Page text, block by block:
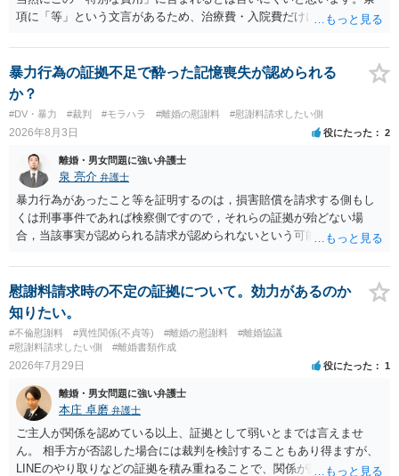
項に「等」という文言があるため、治療費・入院費だけに限定される
れていますので、通常は、病気や事故によって臨時に必要となった医
療費その他これに類する特別支出を念頭に置いた条項と読むのが自然
です。したがって、大学の入学金、授業料、受験費用などの教育費に
ついてまで、「この条項があるから当然に半額を請求できる」とまで
は言いにくいと思われます。なお、通常、大学進学費用をどこまで負
担すべきかについては、離婚時の合意内容のほか、子どもの年齢、大
学進学についての父母の認識、父母の学歴・収入・資産状況、進学先
や費用などを踏まえて個別に検討することになります。公正証書の他
の条項において、養育費の終期についてどのように定められている
か、大学進学に関する定めの有無、「教育費」「進学費用」に関する
定めの有無等について確認する必要があると考えられます。
暴力行為の証拠不足で酔った記憶喪失が認められる
か？
#DV・暴力 #裁判 #モラハラ #離婚の慰謝料 #慰謝料請求したい側
2026年8月3日 役にたった 2
離婚・男女問題に強い弁護士
泉 亮介 弁護士
暴力行為があったこと等を証明するのは，損害賠償を請求する側もし
くは刑事事件であれば検察側ですので，それらの証拠が殆どない場
合，当該事実が認められる請求が認められないという可能性はあるで
慰謝料請求時の不定の証拠について。効力があるのか
知りたい。
#不倫慰謝料 #異性関係(不貞等) #離婚の慰謝料
#離婚協議
#慰謝料請求したい側
#離婚書類作成
2026年7月29日 役にたった 1
離婚・男女問題に強い弁護士
本庄 卓磨 弁護士
ご主人が関係を認めている以上、証拠として弱いとまでは言えませ
ん。 相手方が否認した場合には裁判を検討することもあり得ますが、
LINEのやり取りなどの証拠を積み重ねることで、関係が認定される余